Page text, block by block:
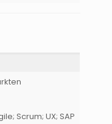
Scrum; UX; SAP